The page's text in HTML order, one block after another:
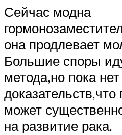
Сейчас модна
она продлевает
Большие споры
метода,но пока нет
может
на развитие рака.